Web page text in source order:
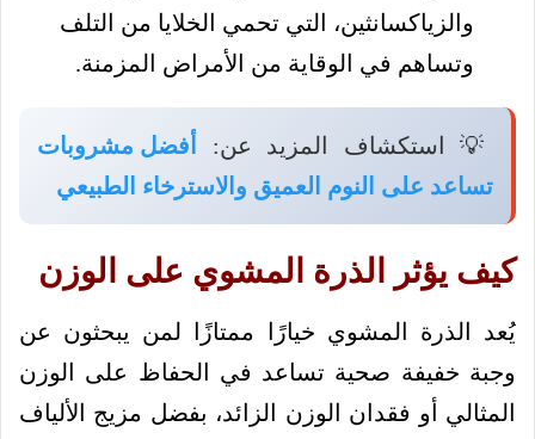
والزياكسانثين، التي تحمي الخلايا من التلف
وتساهم في الوقاية من الأمراض المزمنة.
💡 استكشاف المزيد عن:
أفضل مشروبات
تساعد على النوم العميق والاسترخاء الطبيعي
كيف يؤثر الذرة المشوي على الوزن
يُعد الذرة المشوي خيارًا ممتازًا لمن يبحثون عن
وجبة خفيفة صحية تساعد في الحفاظ على الوزن
المثالي أو فقدان الوزن الزائد، بفضل مزيج الألياف